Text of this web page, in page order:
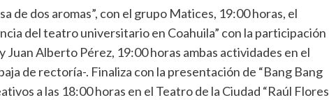
de dos aromas”, con el grupo Matices, 19:00 horas, el
del teatro universitario en Coahuila” con la participación
Alberto Pérez, 19:00 horas ambas actividades en el
de rectoría-. Finaliza con la presentación de “Bang Bang
a las 18:00 horas en el Teatro de la Ciudad “Raúl Flores